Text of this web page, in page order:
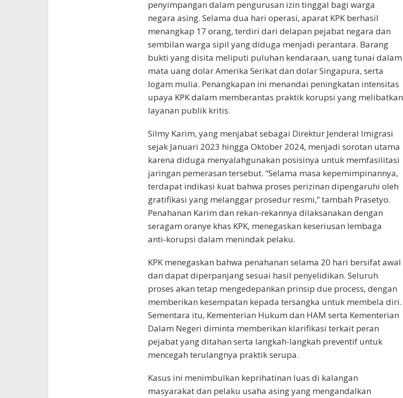
penyimpangan dalam pengurusan izin tinggal bagi warga
negara asing. Selama dua hari operasi, aparat KPK berhasil
menangkap 17 orang, terdiri dari delapan pejabat negara dan
sembilan warga sipil yang diduga menjadi perantara. Barang
bukti yang disita meliputi puluhan kendaraan, uang tunai dalam
mata uang dolar Amerika Serikat dan dolar Singapura, serta
logam mulia. Penangkapan ini menandai peningkatan intensitas
upaya KPK dalam memberantas praktik korupsi yang melibatkan
layanan publik kritis.
Silmy Karim, yang menjabat sebagai Direktur Jenderal Imigrasi
sejak Januari 2023 hingga Oktober 2024, menjadi sorotan utama
karena diduga menyalahgunakan posisinya untuk memfasilitasi
jaringan pemerasan tersebut. “Selama masa kepemimpinannya,
terdapat indikasi kuat bahwa proses perizinan dipengaruhi oleh
gratifikasi yang melanggar prosedur resmi,” tambah Prasetyo.
Penahanan Karim dan rekan-rekannya dilaksanakan dengan
seragam oranye khas KPK, menegaskan keseriusan lembaga
anti‑korupsi dalam menindak pelaku.
KPK menegaskan bahwa penahanan selama 20 hari bersifat awal
dan dapat diperpanjang sesuai hasil penyelidikan. Seluruh
proses akan tetap mengedepankan prinsip due process, dengan
memberikan kesempatan kepada tersangka untuk membela diri.
Sementara itu, Kementerian Hukum dan HAM serta Kementerian
Dalam Negeri diminta memberikan klarifikasi terkait peran
pejabat yang ditahan serta langkah-langkah preventif untuk
mencegah terulangnya praktik serupa.
Kasus ini menimbulkan keprihatinan luas di kalangan
masyarakat dan pelaku usaha asing yang mengandalkan